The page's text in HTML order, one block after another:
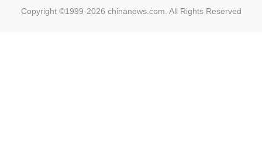
Copyright ©1999-2026 chinanews.com. All Rights Reserved